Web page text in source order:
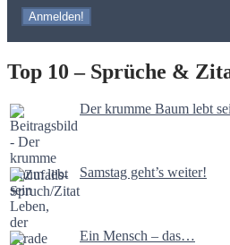
Top 10 – Sprüche &
Der krumme Baum lebt
Samstag geht’s weiter!
Ein Mensch – das…